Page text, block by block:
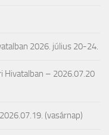
2026. július 20-24.
Hivatalban – 2026.07.20
(vasárnap)